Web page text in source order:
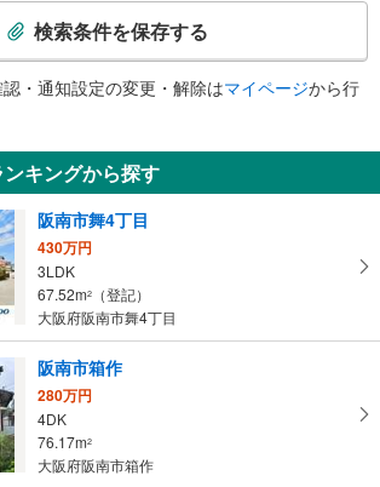
検索条件を保存する
・通知設定の変更・解除はマイページから行
キングから探す
阪南市舞4丁目
430万円
3LDK
67.52m2
（登記）
大阪府阪南市舞4丁目
阪南市箱作
280万円
4DK
76.17m2
大阪府阪南市箱作